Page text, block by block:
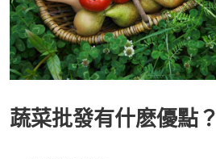
蔬菜批發有什麽優點？